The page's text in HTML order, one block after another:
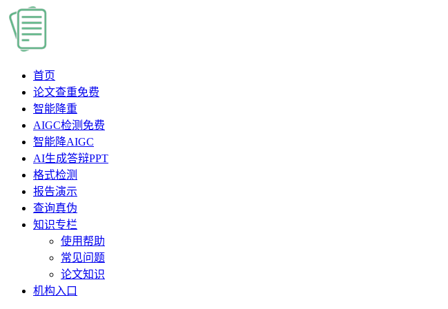
首页
论文查重免费
智能降重
AIGC检测 免费
智能降AIGC
AI生成答辩PPT
格式检测
报告演示
查询真伪
知识专栏
使用帮助
常见问题
论文知识
机构入口